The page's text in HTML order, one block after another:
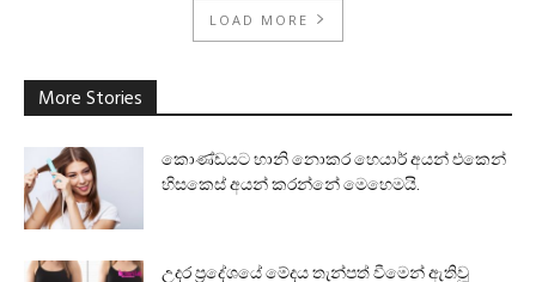
LOAD MORE
More Stories
කොණ්ඩයට හානි නොකර හෙයාර් අයන් එකෙන්
හිසකෙස් අයන් කරන්නේ මෙහෙමයි.
උදර ප්‍රදේශයේ මේදය තැන්පත් වීමෙන් ඇතිවූ